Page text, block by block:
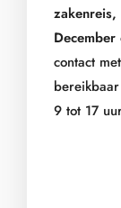
contact
9 tot 17